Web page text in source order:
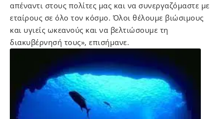
απέναντι στους πολίτες μας και να συνεργαζόμαστε με
εταίρους σε όλο τον κόσμο. Όλοι θέλουμε βιώσιμους
και υγιείς ωκεανούς και να βελτιώσουμε τη
διακυβέρνησή τους», επισήμανε.